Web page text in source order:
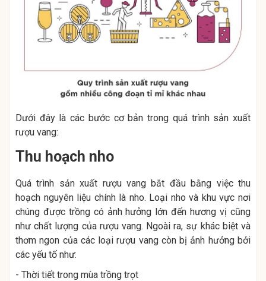
Dưới đây là các bước cơ bản trong quá trình sản xuất
rượu vang:
Thu hoạch nho
Quá trình sản xuất rượu vang bắt đầu bằng việc thu
hoạch nguyên liệu chính là nho. Loại nho và khu vực nơi
chúng được trồng có ảnh hưởng lớn đến hương vị cũng
như chất lượng của rượu vang. Ngoài ra, sự khác biệt và
thơm ngon của các loại rượu vang còn bị ảnh hưởng bởi
các yếu tố như:
- Thời tiết trong mùa trồng trọt